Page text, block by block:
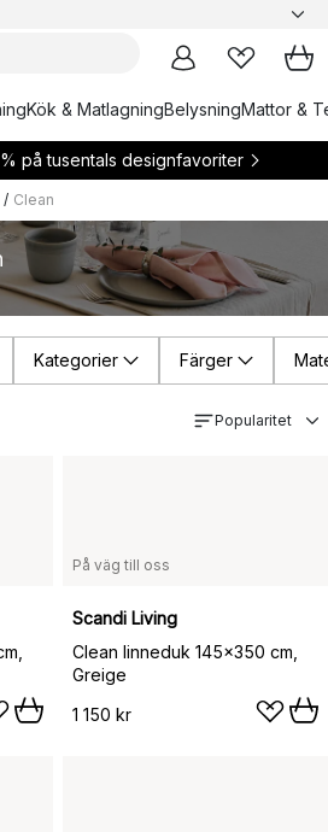
Kök & MatlagningBelysningMattor &
på tusentals designfavoriter
/ Clean
Kategorier Färger
Popularitet
På väg till oss
Scandi Living
Clean linneduk 145x350 cm,
Greige
1 150 kr